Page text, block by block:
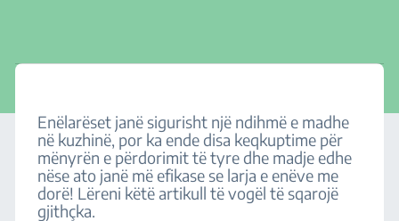
Enëlarëset janë sigurisht një ndihmë e madhe
në kuzhinë, por ka ende disa keqkuptime për
mënyrën e përdorimit të tyre dhe madje edhe
nëse ato janë më efikase se larja e enëve me
dorë! Lëreni këtë artikull të vogël të sqarojë
gjithçka.